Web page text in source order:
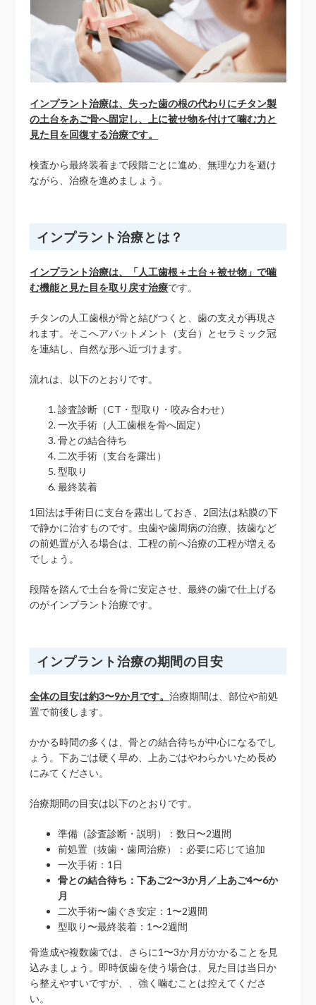
インプラント治療は、失った歯の根の代わりにチタン製
の土台をあご骨へ固定し、上に被せ物を付けて噛む力と
見た目を回復する治療です。
検査から最終装着まで段階ごとに進め、無理な力を避け
ながら、治療を進めましょう。
インプラント治療とは？
インプラント治療は、「人工歯根＋土台＋被せ物」で噛
む機能と見た目を取り戻す治療です。
チタンの人工歯根が骨と結びつくと、歯の支えが再現さ
れます。そこへアバットメント（支台）とセラミック冠
を連結し、自然な形へ近づけます。
流れは、以下のとおりです。
診査診断（CT・型取り・咬み合わせ）
一次手術（人工歯根を骨へ固定）
骨との結合待ち
二次手術（支台を露出）
型取り
最終装着
1回法は手術日に支台を露出しておき、2回法は粘膜の下
で静かに治すものです。虫歯や歯周病の治療、抜歯など
の前処置が入る場合は、工程の前へ治療の工程が増える
でしょう。
段階を踏んで土台を骨に安定させ、最終の歯で仕上げる
のがインプラント治療です。
インプラント治療の期間の目安
全体の目安は約3〜9か月です。治療期間は、部位や前処
置で前後します。
かかる時間の多くは、骨との結合待ちが中心になるでし
ょう。下あごは硬く早め、上あごはやわらかいため長め
にみてください。
治療期間の目安は以下のとおりです。
準備（診査診断・説明）：数日〜2週間
前処置（抜歯・歯周治療）：必要に応じて追加
一次手術：1日
骨との結合待ち：下あご2〜3か月／上あご4〜6か
月
二次手術〜歯ぐき安定：1〜2週間
型取り〜最終装着：1〜2週間
骨造成や複数歯では、さらに1〜3か月がかかることを見
込みましょう。即時仮歯を使う場合は、見た目は当日か
ら整えやすいですが、、強く噛むことは控えてくださ
い。